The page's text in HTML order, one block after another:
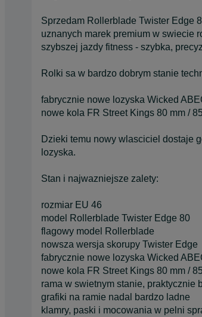
Sprzedam Rollerblade Twister Edge
uznanych marek premium w swiecie
szybszej jazdy fitness - szybka,
Rolki sa w bardzo dobrym stanie
fabrycznie nowe lozyska Wicked
nowe kola FR Street Kings 80 mm /
Dzieki temu nowy wlasciciel dostaje
lozyska.
Stan i najwazniejsze zalety:
rozmiar EU 46
model Rollerblade Twister Edge 80
flagowy model Rollerblade
nowsza wersja skorupy Twister Edge
fabrycznie nowe lozyska Wicked
nowe kola FR Street Kings 80 mm /
rama w swietnym stanie, praktycznie
grafiki na ramie nadal bardzo ladne
klamry, paski i mocowania w pelni